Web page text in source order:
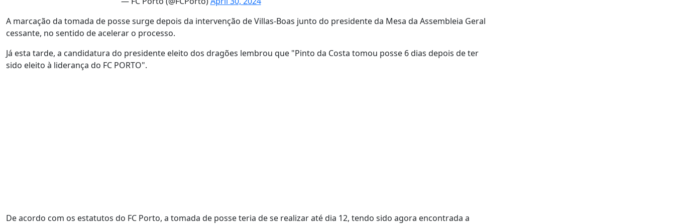
A marcação da tomada de posse surge depois da intervenção de Villas-Boas junto do presidente da Mesa da Assembleia Geral
cessante, no sentido de acelerar o processo.
Já esta tarde, a candidatura do presidente eleito dos dragões lembrou que "Pinto da Costa tomou posse 6 dias depois de ter
sido eleito à liderança do FC PORTO".
De acordo com os estatutos do FC Porto, a tomada de posse teria de se realizar até dia 12, tendo sido agora encontrada a